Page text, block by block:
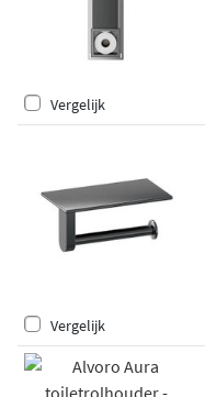
Vergelijk
Vergelijk